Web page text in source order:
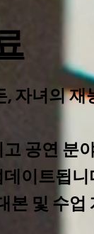
자녀의
공연 분
이트됩니
및 수